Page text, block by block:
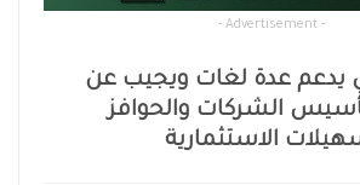
- Advertisement -
يدعم عدة لغات ويجيب عن
الشركات والحوافز
الاستثمارية